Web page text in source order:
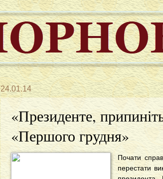
24.01.14
«Президенте,
«Першого грудня»
Почати
перестати